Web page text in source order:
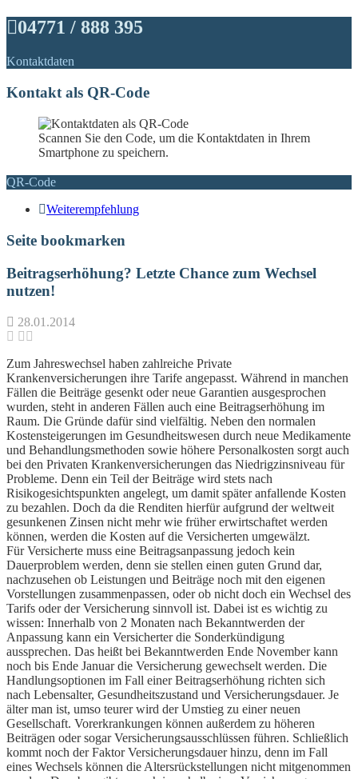
04771 / 888 395
Kontaktdaten
Kontakt als QR-Code
Scannen Sie den Code, um die Kontaktdaten in Ihrem
Smartphone zu speichern.
QR-Code
Weiterempfehlung
Seite bookmarken
Beitragserhöhung? Letzte Chance zum Wechsel
nutzen!
28.01.2014
Zum Jahreswechsel haben zahlreiche Private
Krankenversicherungen ihre Tarife angepasst. Während in manchen
Fällen die Beiträge gesenkt oder neue Garantien ausgesprochen
wurden, steht in anderen Fällen auch eine Beitragserhöhung im
Raum. Die Gründe dafür sind vielfältig. Neben den normalen
Kostensteigerungen im Gesundheitswesen durch neue Medikamente
und Behandlungsmethoden sowie höhere Personalkosten sorgt auch
bei den Privaten Krankenversicherungen das Niedrigzinsniveau für
Probleme. Denn ein Teil der Beiträge wird stets nach
Risikogesichtspunkten angelegt, um damit später anfallende Kosten
zu bezahlen. Doch da die Renditen hierfür aufgrund der weltweit
gesunkenen Zinsen nicht mehr wie früher erwirtschaftet werden
können, werden die Kosten auf die Versicherten umgewälzt.
Für Versicherte muss eine Beitragsanpassung jedoch kein
Dauerproblem werden, denn sie stellen einen guten Grund dar,
nachzusehen ob Leistungen und Beiträge noch mit den eigenen
Vorstellungen zusammenpassen, oder ob nicht doch ein Wechsel des
Tarifs oder der Versicherung sinnvoll ist. Dabei ist es wichtig zu
wissen: Innerhalb von 2 Monaten nach Bekanntwerden der
Anpassung kann ein Versicherter die Sonderkündigung
aussprechen. Das heißt bei Bekanntwerden Ende November kann
noch bis Ende Januar die Versicherung gewechselt werden. Die
Handlungsoptionen im Fall einer Beitragserhöhung richten sich
nach Lebensalter, Gesundheitszustand und Versicherungsdauer. Je
älter man ist, umso teurer wird der Umstieg zu einer neuen
Gesellschaft. Vorerkrankungen können außerdem zu höheren
Beiträgen oder sogar Versicherungsausschlüssen führen. Schließlich
kommt noch der Faktor Versicherungsdauer hinzu, denn im Fall
eines Wechsels können die Altersrückstellungen nicht mitgenommen